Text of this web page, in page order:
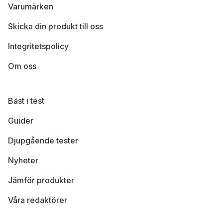
Bäst i test
Guider
Djupgående tester
Nyheter
Jämför produkter
Våra redaktörer
Varumärken
Skicka din produkt till oss
Integritetspolicy
Om oss